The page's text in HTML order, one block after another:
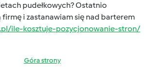
pudełkowych? Ostatnio
i zastanawiam się nad barterem
ile-kosztuje-pozycjonowanie-stron/
Góra strony